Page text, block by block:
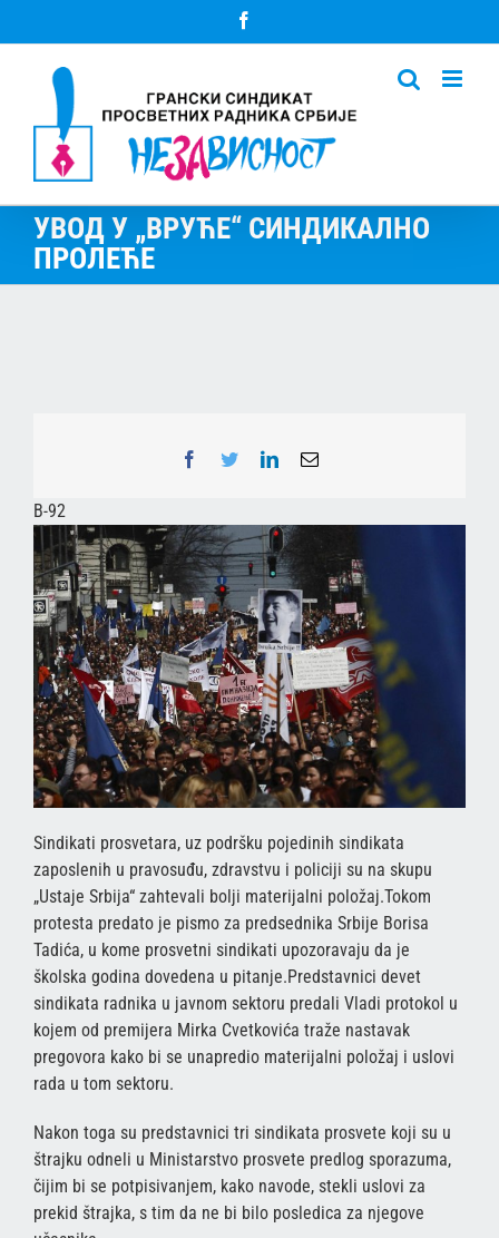
to
УВОД У „ВРУЋЕ“ СИНДИКАЛНО
ПРОЛЕЋЕ
Facebook
TwitterLinkedInEmail
B-92
Sindikati prosvetara, uz podršku pojedinih sindikata
zaposlenih u pravosuđu, zdravstvu i policiji su na skupu
„Ustaje Srbija“ zahtevali bolji materijalni položaj.Tokom
protesta predato je pismo za predsednika Srbije Borisa
Tadića, u kome prosvetni sindikati upozoravaju da je
školska godina dovedena u pitanje.Predstavnici devet
sindikata radnika u javnom sektoru predali Vladi protokol u
kojem od premijera Mirka Cvetkovića traže nastavak
pregovora kako bi se unapredio materijalni položaj i uslovi
rada u tom sektoru.
Nakon toga su predstavnici tri sindikata prosvete koji su u
štrajku odneli u Ministarstvo prosvete predlog sporazuma,
čijim bi se potpisivanjem, kako navode, stekli uslovi za
prekid štrajka, s tim da ne bi bilo posledica za njegove